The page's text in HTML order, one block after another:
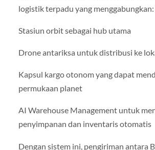
logistik terpadu yang menggabungkan:
Stasiun orbit sebagai hub utama
Drone antariksa untuk distribusi ke
Kapsul kargo otonom yang dapat
permukaan planet
AI Warehouse Management untuk
penyimpanan dan inventaris otomatis
Dengan sistem ini, pengiriman antara